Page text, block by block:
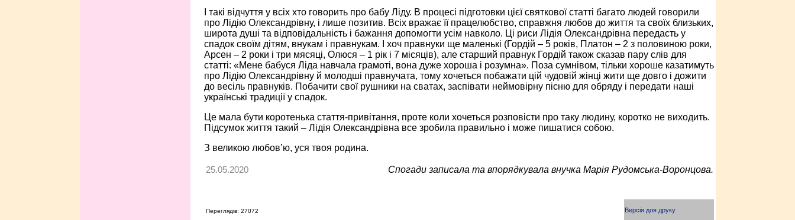
І такі відчуття у всіх хто говорить про бабу Ліду. В процесі підготовки цієї святкової статті багато людей говорили
про Лідію Олександрівну, і лише позитив. Всіх вражає її працелюбство, справжня любов до життя та своїх близьких,
широта душі та відповідальність і бажання допомогти усім навколо. Ці риси Лідія Олександрівна передасть у
спадок своїм дітям, внукам і правнукам. І хоч правнуки ще маленькі (Гордій – 5 років, Платон – 2 з половиною роки,
Арсен – 2 роки і три мясяці, Олюся – 1 рік і 7 місяців), але старший правнук Гордій також сказав пару слів для
статті: «Мене бабуся Ліда навчала грамоті, вона дуже хороша і розумна». Поза сумнівом, тільки хороше казатимуть
про Лідію Олександрівну й молодші правнучата, тому хочеться побажати цій чудовій жінці жити ще довго і дожити
до весіль правнуків. Побачити свої рушники на сватах, заспівати неймовірну пісню для обряду і передати наші
українські традиції у спадок.
Це мала бути коротенька стаття-привітання, проте коли хочеться розповісти про таку людину, коротко не виходить.
Підсумок життя такий – Лідія Олександрівна все зробила правильно і може пишатися собою.
З великою любов’ю, уся твоя родина.
25.05.2020 Спогади записала та впорядкувала внучка Марія Рудомська-Воронцова.
Переглядів: 27072 Версія для друку